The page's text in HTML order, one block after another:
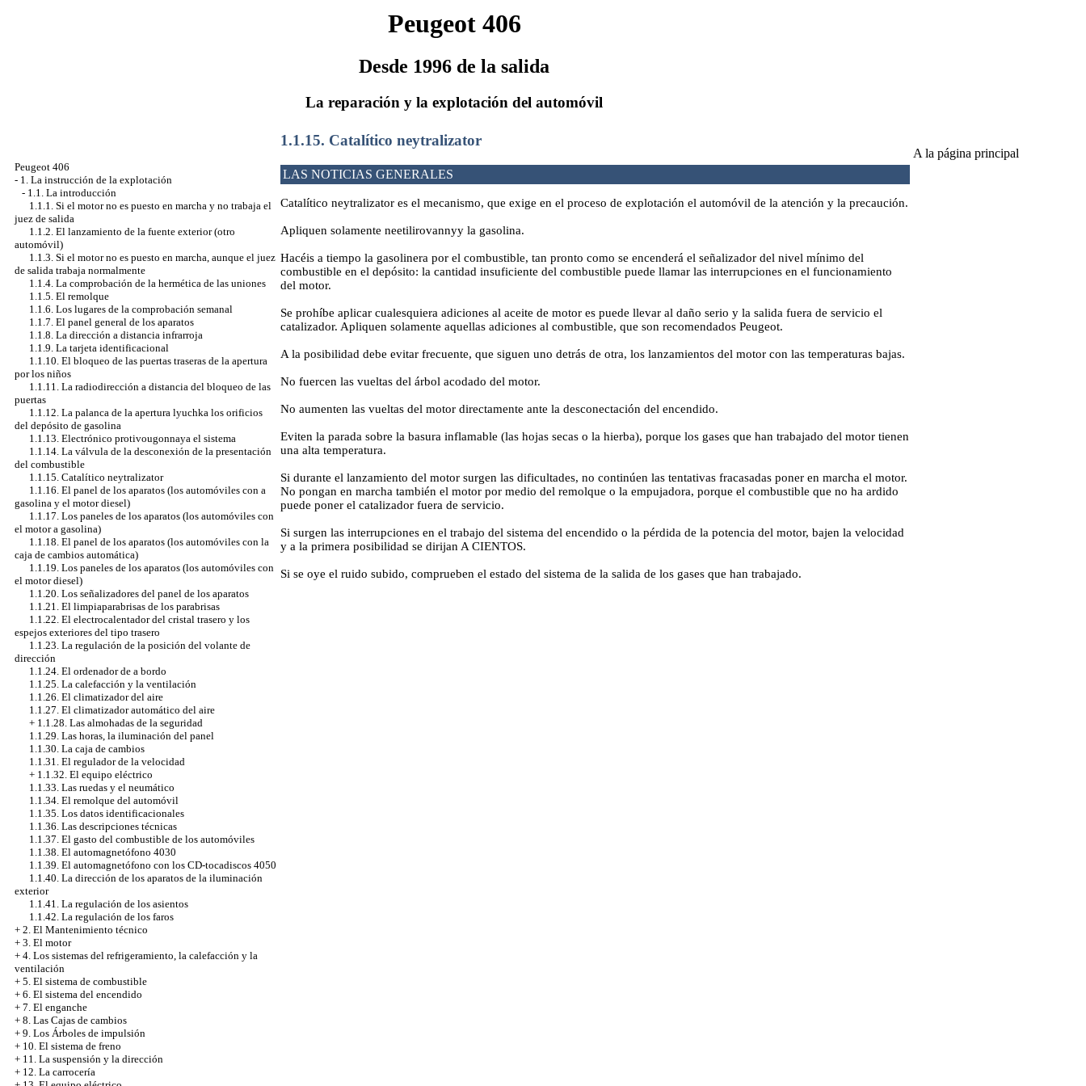
Peugeot 406
Desde 1996 de la salida
La reparación y la explotación del automóvil
Peugeot 406
- 1. La instrucción de la explotación
- 1.1. La introducción
1.1.1. Si el motor no es puesto en marcha y no trabaja el
juez de salida
1.1.2. El lanzamiento de la fuente exterior (otro
automóvil)
1.1.3. Si el motor no es puesto en marcha, aunque el juez
de salida trabaja normalmente
1.1.4. La comprobación de la hermética de las uniones
1.1.5. El remolque
1.1.6. Los lugares de la comprobación semanal
1.1.7. El panel general de los aparatos
1.1.8. La dirección a distancia infrarroja
1.1.9. La tarjeta identificacional
1.1.10. El bloqueo de las puertas traseras de la apertura
por los niños
1.1.11. La radiodirección a distancia del bloqueo de las
puertas
1.1.12. La palanca de la apertura lyuchka los orificios
del depósito de gasolina
1.1.13. Electrónico protivougonnaya el sistema
1.1.14. La válvula de la desconexión de la presentación
del combustible
1.1.15. Catalítico neytralizator
1.1.16. El panel de los aparatos (los automóviles con a
gasolina y el motor diesel)
1.1.17. Los paneles de los aparatos (los automóviles con
el motor a gasolina)
1.1.18. El panel de los aparatos (los automóviles con la
caja de cambios automática)
1.1.19. Los paneles de los aparatos (los automóviles con
el motor diesel)
1.1.20. Los señalizadores del panel de los aparatos
1.1.21. El limpiaparabrisas de los parabrisas
1.1.22. El electrocalentador del cristal trasero y los
espejos exteriores del tipo trasero
1.1.23. La regulación de la posición del volante de
dirección
1.1.24. El ordenador de a bordo
1.1.25. La calefacción y la ventilación
1.1.26. El climatizador del aire
1.1.27. El climatizador automático del aire
+ 1.1.28. Las almohadas de la seguridad
1.1.29. Las horas, la iluminación del panel
1.1.30. La caja de cambios
1.1.31. El regulador de la velocidad
+ 1.1.32. El equipo eléctrico
1.1.33. Las ruedas y el neumático
1.1.34. El remolque del automóvil
1.1.35. Los datos identificacionales
1.1.36. Las descripciones técnicas
1.1.37. El gasto del combustible de los automóviles
1.1.38. El automagnetófono 4030
1.1.39. El automagnetófono con los CD-tocadiscos 4050
1.1.40. La dirección de los aparatos de la iluminación
exterior
1.1.41. La regulación de los asientos
1.1.42. La regulación de los faros
+ 2. El Mantenimiento técnico
+ 3. El motor
+ 4. Los sistemas del refrigeramiento, la calefacción y la
ventilación
+ 5. El sistema de combustible
+ 6. El sistema del encendido
+ 7. El enganche
+ 8. Las Cajas de cambios
+ 9. Los Árboles de impulsión
+ 10. El sistema de freno
+ 11. La suspensión y la dirección
+ 12. La carrocería
1.1.15. Catalítico neytralizator
LAS NOTICIAS GENERALES
Catalítico neytralizator es el mecanismo, que exige en el proceso de explotación el automóvil de la atención y la precaución.
Apliquen solamente neetilirovannyy la gasolina.
Hacéis a tiempo la gasolinera por el combustible, tan pronto como se encenderá el señalizador del nivel mínimo del
combustible en el depósito: la cantidad insuficiente del combustible puede llamar las interrupciones en el funcionamiento
del motor.
Se prohíbe aplicar cualesquiera adiciones al aceite de motor es puede llevar al daño serio y la salida fuera de servicio el
catalizador. Apliquen solamente aquellas adiciones al combustible, que son recomendados Peugeot.
A la posibilidad debe evitar frecuente, que siguen uno detrás de otra, los lanzamientos del motor con las temperaturas bajas.
No fuercen las vueltas del árbol acodado del motor.
No aumenten las vueltas del motor directamente ante la desconectación del encendido.
Eviten la parada sobre la basura inflamable (las hojas secas o la hierba), porque los gases que han trabajado del motor tienen
una alta temperatura.
Si durante el lanzamiento del motor surgen las dificultades, no continúen las tentativas fracasadas poner en marcha el motor.
No pongan en marcha también el motor por medio del remolque o la empujadora, porque el combustible que no ha ardido
puede poner el catalizador fuera de servicio.
Si surgen las interrupciones en el trabajo del sistema del encendido o la pérdida de la potencia del motor, bajen la velocidad
y a la primera posibilidad se dirijan A CIENTOS.
Si se oye el ruido subido, comprueben el estado del sistema de la salida de los gases que han trabajado.
A la página principal